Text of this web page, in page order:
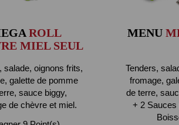
ROLL
MIEL SEUL
salade, oignons frits,
galette de pomme
sauce biggy,
de chèvre et miel.
MENU
Tenders,
fromage,
de terre,
+ 2 Sauces